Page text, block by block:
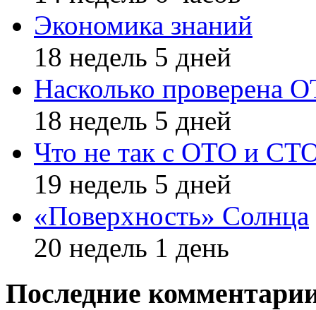
Экономика знаний
18 недель 5 дней
Насколько проверена
18 недель 5 дней
Что не так с ОТО и
19 недель 5 дней
«Поверхность» Солнца
20 недель 1 день
Последние